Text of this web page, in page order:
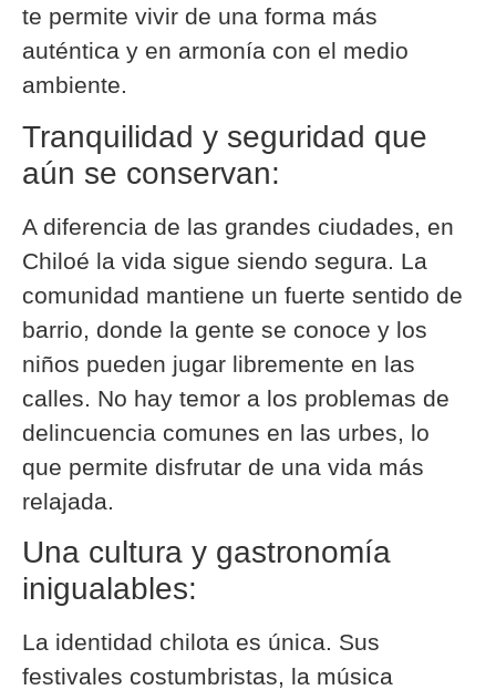
te permite vivir de una forma más
auténtica y en armonía con el medio
ambiente.
Tranquilidad y seguridad que
aún se conservan:
A diferencia de las grandes ciudades, en
Chiloé la vida sigue siendo segura. La
comunidad mantiene un fuerte sentido de
barrio, donde la gente se conoce y los
niños pueden jugar libremente en las
calles. No hay temor a los problemas de
delincuencia comunes en las urbes, lo
que permite disfrutar de una vida más
relajada.
Una cultura y gastronomía
inigualables:
La identidad chilota es única. Sus
festivales costumbristas, la música